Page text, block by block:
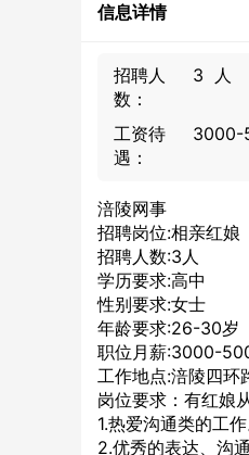
信息详情
招聘人
数：
3 人
工资待
遇：
3000-
涪陵网事
招聘岗位:相亲红娘
招聘人数:3人
学历要求:高中
性别要求:女士
年龄要求:26-30岁
职位月薪:3000-
工作地点:涪陵四环
岗位要求：有红娘
1.热爱沟通类的工作
2.优秀的表达、沟